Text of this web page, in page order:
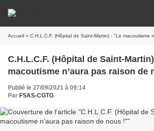
Accueil » C.H.L.C.F. (Hôpital de Saint-Martin) : "Le macoutisme
C.H.L.C.F. (Hôpital de Saint-
macoutisme n’aura pas raison de
Publié le 27/09/2021 à 09:14
Par FSAS-CGTG